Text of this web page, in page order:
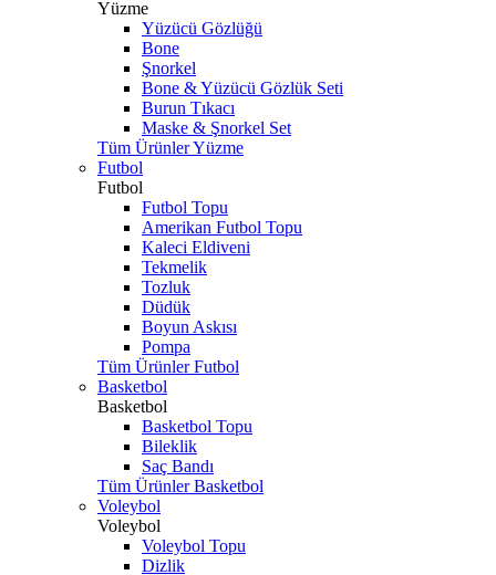
Yüzme
Yüzücü Gözlüğü
Bone
Şnorkel
Bone & Yüzücü Gözlük Seti
Burun Tıkacı
Maske & Şnorkel Set
Tüm Ürünler Yüzme
Futbol
Futbol
Futbol Topu
Amerikan Futbol Topu
Kaleci Eldiveni
Tekmelik
Tozluk
Düdük
Boyun Askısı
Pompa
Tüm Ürünler Futbol
Basketbol
Basketbol
Basketbol Topu
Bileklik
Saç Bandı
Tüm Ürünler Basketbol
Voleybol
Voleybol
Voleybol Topu
Dizlik